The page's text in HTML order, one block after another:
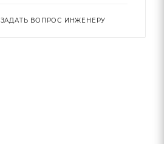
ЗАДАТЬ ВОПРОС ИНЖЕНЕРУ